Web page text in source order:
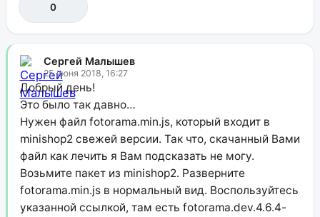
0
Сергей Малышев
25 июня 2018, 16:27
Добрый день!
Это было так давно…
Нужен файл fotorama.min.js, который входит в
minishop2 свежей версии. Так что, скачанный Вами
файл как лечить я Вам подсказать не могу.
Возьмите пакет из minishop2. Разверните
fotorama.min.js в нормальный вид. Воспользуйтесь
указанной ссылкой, там есть fotorama.dev.4.6.4-